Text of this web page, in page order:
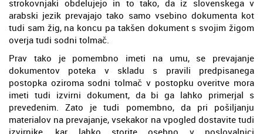
strokovnjaki obdelujejo in to tako, da iz slovenskega v
arabski jezik prevajajo tako samo vsebino dokumenta kot
tudi sam žig, na koncu pa takšen dokument s svojim žigom
overja tudi sodni tolmač.
Prav tako je pomembno imeti na umu, se prevajanje
dokumentov poteka v skladu s pravili predpisanega
postopka oziroma sodni tolmač v postopku overitve mora
imeti tudi izvirni dokument, da bi ga lahko primerjal s
prevedenim. Zato je tudi pomembno, da pri pošiljanju
materialov na prevajanje, vsekakor na vpogled dostavite tudi
izvirnike, kar lahko storite osebno v poslovalnici